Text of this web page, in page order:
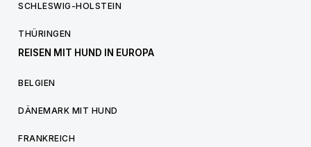
SCHLESWIG-HOLSTEIN
THÜRINGEN
REISEN MIT HUND IN EUROPA
BELGIEN
DÄNEMARK MIT HUND
FRANKREICH